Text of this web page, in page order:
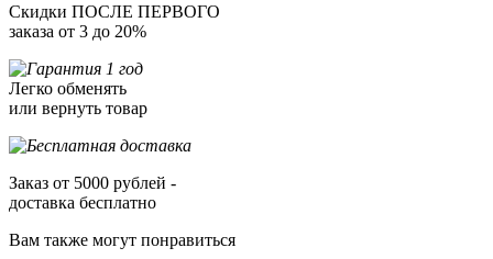
Скидки ПОСЛЕ ПЕРВОГО
заказа от 3 до 20%
Легко обменять
или вернуть товар
Заказ от 5000 рублей -
доставка бесплатно
Вам также могут понравиться